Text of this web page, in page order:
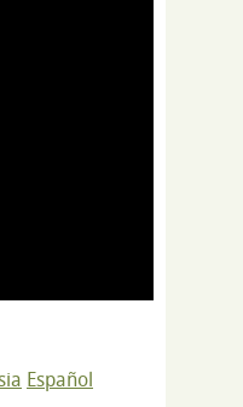
Español